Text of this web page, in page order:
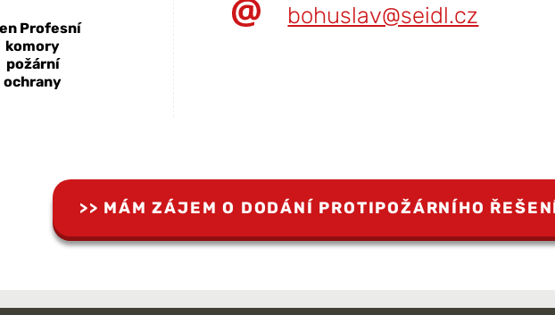
Profesní
komory
požární
ochrany
bohuslav@seidl.cz
MÁM ZÁJEM O DODÁNÍ PROTIPOŽÁRNÍHO